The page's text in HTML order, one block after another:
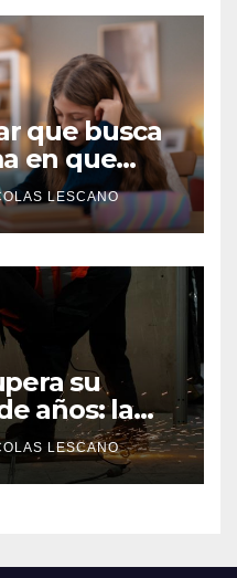
que busca
en que
hijos
LESCANO
su
años: la
50% y
de miles
LESCANO